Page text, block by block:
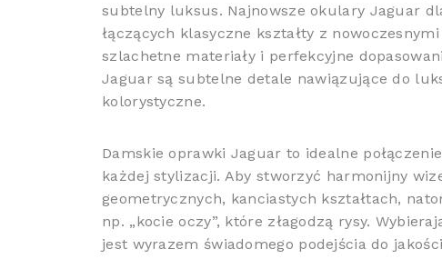
subtelny luksus. Najnowsze okulary Jaguar
łączących klasyczne kształty z
szlachetne materiały i perfekcyjne
Jaguar są subtelne detale nawiązujące do
kolorystyczne.
Damskie oprawki Jaguar to idealne
każdej stylizacji. Aby stworzyć harmonijny
geometrycznych, kanciastych kształtach,
np. „kocie oczy”, które złagodzą rysy.
jest wyrazem świadomego podejścia do